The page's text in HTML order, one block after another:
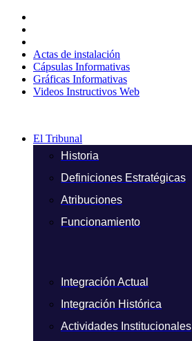
contenido
Actas de instalación
Cápsulas Informativas
Gráficas Informativas
Videos Instructivos Web
El Tribunal
Historia
Definiciones Estratégicas
Atribuciones
Funcionamiento
Integración Actual
Integración Histórica
Actividades Institucionales